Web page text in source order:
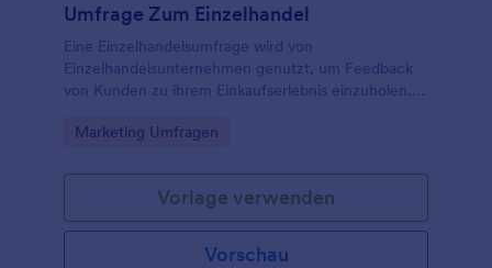
Umfrage Zum Einzelhandel
Eine Einzelhandelsumfrage wird von
Einzelhandelsunternehmen genutzt, um Feedback
von Kunden zu ihrem Einkaufserlebnis einzuholen.
von Jotform können Geschäftsinhaber und Manager
aus Antworten erhalten!
Go to Category:
Marketing Umfragen
Vorlage verwenden
Vorschau